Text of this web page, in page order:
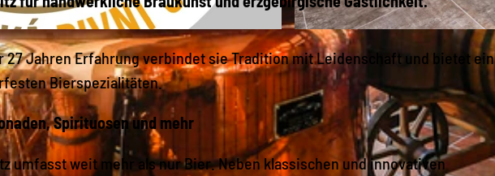
© Dominic Naumann, Brauerei-Gasthof Zwönitz | CC-BY-ND
27 Jahren Erfahrung verbindet sie Tradition mit Leidenschaft und bietet ein
Bierspezialitäten.
Spirituosen und mehr
umfasst weit mehr als nur Bier. Neben klassischen und innovativen